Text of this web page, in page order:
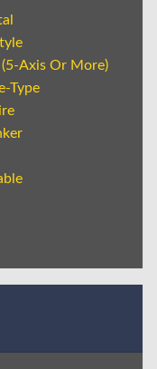
Axis Or More)
Type